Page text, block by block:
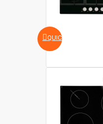
QUICKVIEW